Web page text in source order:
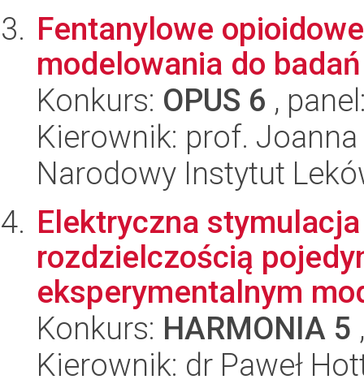
Fentanylowe
modelowania do
Konkurs: OPUS 6 ,
Kierownik: prof. Joanna
Narodowy Instytut
Elektryczna
rozdzielczością
eksperymentalnym
Konkurs: HARMONIA 5
Kierownik: dr Paweł